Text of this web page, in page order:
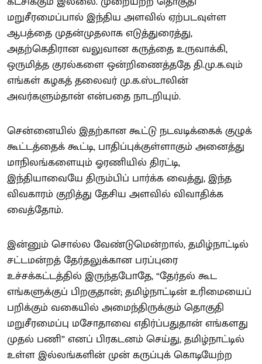
மறுசீரமைப்பால் இந்திய அளவில் ஏற்படவுள்ள
ஆபத்தை முதன்முதலாக எடுத்துரைத்து,
அதற்கெதிரான வலுவான கருத்தை உருவாக்கி,
ஒருமித்த குரல்களை ஒன்றிணைத்ததே தி.மு.க.வும்
எங்கள் கழகத் தலைவர் மு.க.ஸ்டாலின்
அவர்களும்தான் என்பதை நாடறியும்.
சென்னையில் இதற்கான கூட்டு நடவடிக்கைக் குழுக்
கூட்டத்தைக் கூட்டி, பாதிப்புக்குள்ளாகும் அனைத்து
மாநிலங்களையும் ஓரணியில் திரட்டி,
இந்தியாவையே திரும்பிப் பார்க்க வைத்து, இந்த
விவகாரம் குறித்து தேசிய அளவில் விவாதிக்க
வைத்தோம்.
இன்னும் சொல்ல வேண்டுமென்றால், தமிழ்நாட்டில்
சட்டமன்றத் தேர்தலுக்கான பரப்புரை
உச்சக்கட்டத்தில் இருந்தபோதே, “தேர்தல் கூட
எங்களுக்குப் பிறகுதான்; தமிழ்நாட்டின் உரிமையைப்
பறிக்கும் வகையில் அமைந்திருக்கும் தொகுதி
மறுசீரமைப்பு மசோதாவை எதிர்ப்பதுதான் எங்களது
முதல் பணி” எனப் பிரகடனம் செய்து, தமிழ்நாட்டில்
உள்ள இல்லங்களின் முன் கருப்புக் கொடியேற்ற